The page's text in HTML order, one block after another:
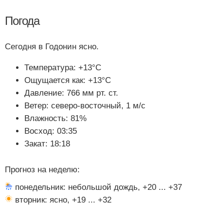
Погода
Сегодня в Годонин ясно.
Температура: +13°C
Ощущается как: +13°C
Давление: 766 мм рт. ст.
Ветер: северо-восточный, 1 м/с
Влажность: 81%
Восход: 03:35
Закат: 18:18
Прогноз на неделю:
понедельник: небольшой дождь, +20 ... +37
вторник: ясно, +19 ... +32